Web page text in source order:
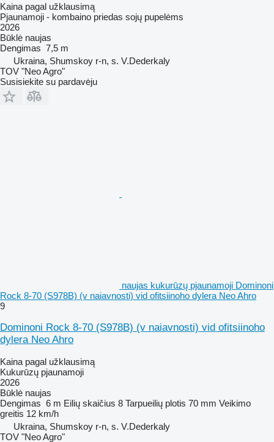
Kaina pagal užklausimą
Pjaunamoji - kombaino priedas sojų pupelėms
2026
Būklė naujas
Dengimas 7,5 m
Ukraina, Shumskoy r-n, s. V.Dederkaly
TOV "Neo Agro"
Susisiekite su pardavėju
naujas kukurūzų pjaunamoji Dominoni
Rock 8-70 (S978B) (v naiavnosti) vid ofitsiinoho dylera Neo Ahro
9
Dominoni Rock 8-70 (S978B) (v naiavnosti) vid ofitsiinoho
dylera Neo Ahro
Kaina pagal užklausimą
Kukurūzų pjaunamoji
2026
Būklė naujas
Dengimas 6 m Eilių skaičius 8 Tarpueilių plotis 70 mm Veikimo
greitis 12 km/h
Ukraina, Shumskoy r-n, s. V.Dederkaly
TOV "Neo Agro"